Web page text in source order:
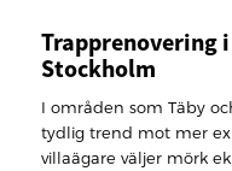
Trapprenovering
Stockholm
I områden som Täby
tydlig trend mot mer
villaägare väljer mörk